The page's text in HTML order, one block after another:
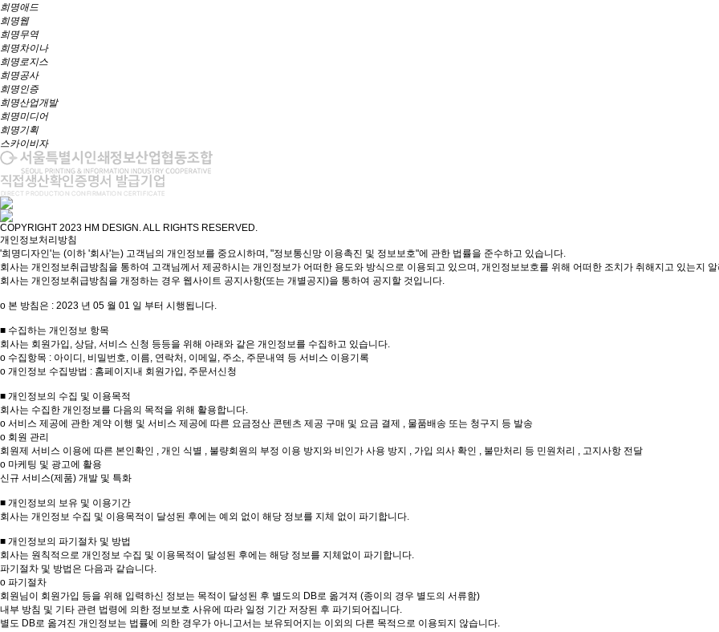
희명애드
희명웹
희명무역
희명차이나
희명로지스
희명공사
희명인증
희명산업개발
희명미디어
희명기획
스카이비자
COPYRIGHT 2023 HM DESIGN. ALL RIGHTS RESERVED.
개인정보처리방침
'희명디자인'는 (이하 '회사'는) 고객님의 개인정보를 중요시하며, "정보통신망 이용촉진 및 정보보호"에 관한 법률을 준수하고 있습니다.
회사는 개인정보취급방침을 통하여 고객님께서 제공하시는 개인정보가 어떠한 용도와 방식으로 이용되고 있으며, 개인정보보호를 위해 어떠한 조치가 취해지고 있는지
회사는 개인정보취급방침을 개정하는 경우 웹사이트 공지사항(또는 개별공지)을 통하여 공지할 것입니다.
ο 본 방침은 : 2023 년 05 월 01 일 부터 시행됩니다.
■ 수집하는 개인정보 항목
회사는 회원가입, 상담, 서비스 신청 등등을 위해 아래와 같은 개인정보를 수집하고 있습니다.
ο 수집항목 : 아이디, 비밀번호, 이름, 연락처, 이메일, 주소, 주문내역 등 서비스 이용기록
ο 개인정보 수집방법 : 홈페이지내 회원가입, 주문서신청
■ 개인정보의 수집 및 이용목적
회사는 수집한 개인정보를 다음의 목적을 위해 활용합니다.
ο 서비스 제공에 관한 계약 이행 및 서비스 제공에 따른 요금정산 콘텐츠 제공 구매 및 요금 결제 , 물품배송 또는 청구지 등 발송
ο 회원 관리
회원제 서비스 이용에 따른 본인확인 , 개인 식별 , 불량회원의 부정 이용 방지와 비인가 사용 방지 , 가입 의사 확인 , 불만처리 등 민원처리 , 고지사항 전달
ο 마케팅 및 광고에 활용
신규 서비스(제품) 개발 및 특화
■ 개인정보의 보유 및 이용기간
회사는 개인정보 수집 및 이용목적이 달성된 후에는 예외 없이 해당 정보를 지체 없이 파기합니다.
■ 개인정보의 파기절차 및 방법
회사는 원칙적으로 개인정보 수집 및 이용목적이 달성된 후에는 해당 정보를 지체없이 파기합니다.
파기절차 및 방법은 다음과 같습니다.
ο 파기절차
회원님이 회원가입 등을 위해 입력하신 정보는 목적이 달성된 후 별도의 DB로 옮겨져 (종이의 경우 별도의 서류함)
내부 방침 및 기타 관련 법령에 의한 정보보호 사유에 따라 일정 기간 저장된 후 파기되어집니다.
별도 DB로 옮겨진 개인정보는 법률에 의한 경우가 아니고서는 보유되어지는 이외의 다른 목적으로 이용되지 않습니다.